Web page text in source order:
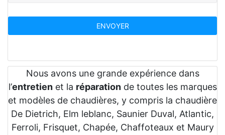
Nous avons une grande expérience dans
l’entretienet la réparationde toutes les marques
et modèles de chaudières, y compris la chaudière
De Dietrich, Elm leblanc, Saunier Duval, Atlantic,
Ferroli, Frisquet, Chapée, Chaffoteaux et Maury